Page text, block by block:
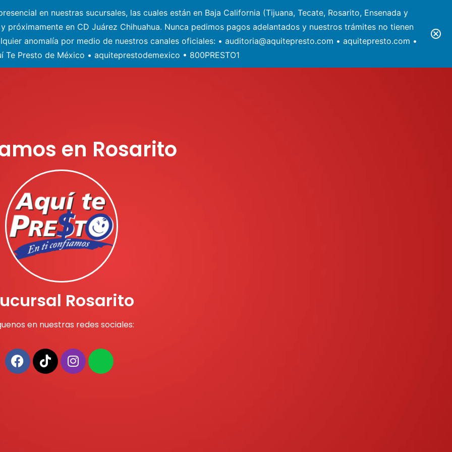
en nuestras sucursales, las cuales están en Baja California (Tijuana, Tecate, Rosarito, Ensenada y
próximamente en CD Juárez Chihuahua. Nunca pedimos pagos adelantados y nuestros trámites no tienen
anomalía por medio de nuestros canales oficiales: • auditoria@aquitepresto.com • aquitepresto.com •
Te Presto de México • aquiteprestodemexico • 800PRESTO1
en Rosarito
Rosarito
en nuestras redes sociales: